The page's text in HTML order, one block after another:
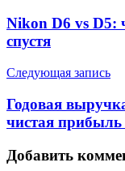
Nikon D6 vs D5:
спустя
Следующая запись
Годовая
чистая
Добавить